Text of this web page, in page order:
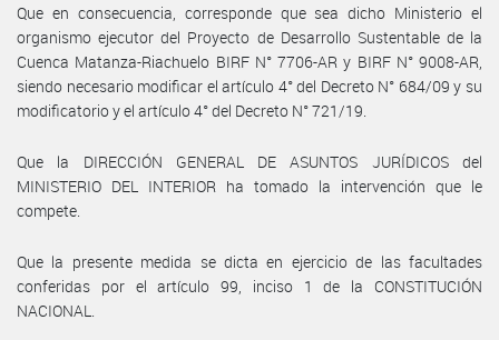
Que en consecuencia, corresponde que sea dicho Ministerio el
organismo ejecutor del Proyecto de Desarrollo Sustentable de la
Cuenca Matanza-Riachuelo BIRF N° 7706-AR y BIRF N° 9008-AR,
siendo necesario modificar el artículo 4° del Decreto N° 684/09 y su
modificatorio y el artículo 4° del Decreto N° 721/19.
Que la DIRECCIÓN GENERAL DE ASUNTOS JURÍDICOS del
MINISTERIO DEL INTERIOR ha tomado la intervención que le
compete.
Que la presente medida se dicta en ejercicio de las facultades
conferidas por el artículo 99, inciso 1 de la CONSTITUCIÓN
NACIONAL.